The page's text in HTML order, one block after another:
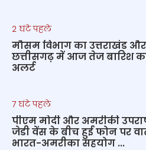
2 घंटे पहले
मौसम विभाग का उत्तराखंड और
छत्तीसगढ़ में आज तेज बारिश
अलर्ट
7 घंटे पहले
पीएम मोदी और अमरीकी
जेडी वेंस के बीच हुई फोन पर
भारत-अमरीका सहयोग ...